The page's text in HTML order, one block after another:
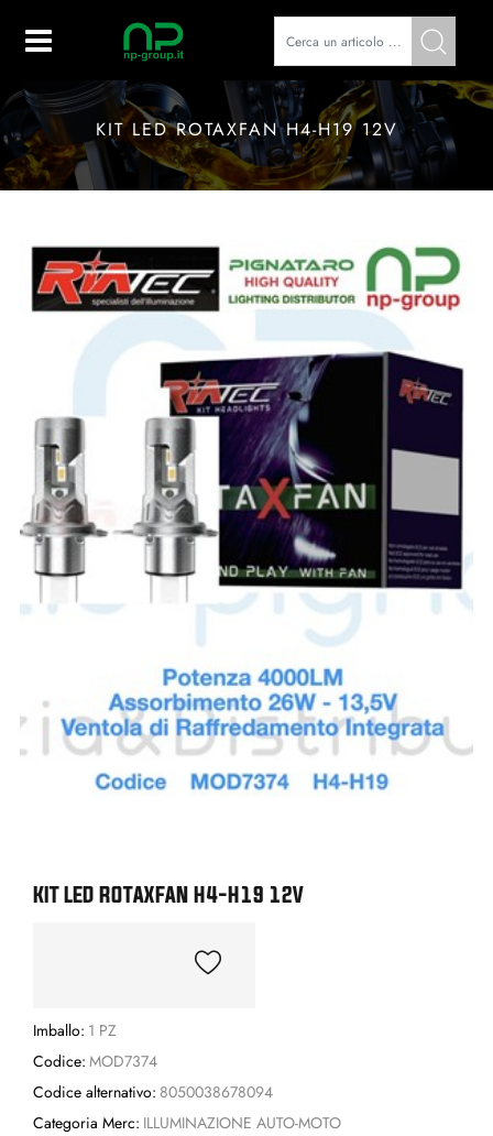
KIT LED ROTAXFAN H4-H19 12V
KIT LED ROTAXFAN H4-H19 12V
Imballo: 1 PZ
Codice: MOD7374
Codice alternativo: 8050038678094
Categoria Merc: ILLUMINAZIONE AUTO-MOTO